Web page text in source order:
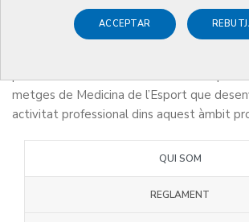
ACCEPTAR
Medicina de l'Esport
primordial la defensa dels interessos
metges de Medicina de l’Esport que
activitat professional dins aquest àmbit
QUI SOM
REGLAMENT